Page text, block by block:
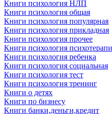
Книги психология НЛП
Книги психология общая
Книги психология популярная
Книги психология прикладная
Книги психология прочее
Книги психология
Книги психология ребенка
Книги психология социальная
Книги психология тест
Книги психология тренинг
Книги о детях
Книги по бизнесу
Книги банки,деньги,кредит